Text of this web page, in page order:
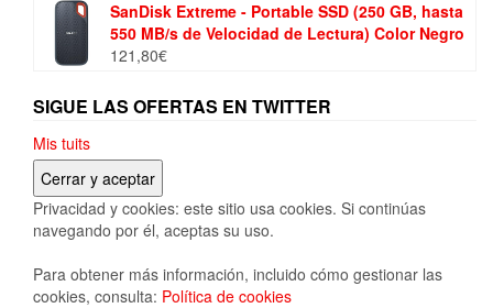
SanDisk Extreme - Portable SSD (250 GB, hasta
550 MB/s de Velocidad de Lectura) Color Negro
121,80€
SIGUE LAS OFERTAS EN TWITTER
Mis tuits
Privacidad y cookies: este sitio usa cookies. Si continúas
navegando por él, aceptas su uso.
Para obtener más información, incluido cómo gestionar las
cookies, consulta: Política de cookies